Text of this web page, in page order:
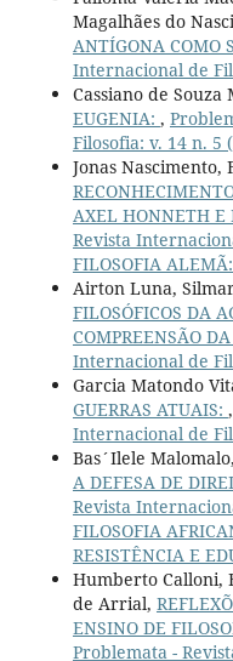
Magalhães do
ANTÍGONA COMO
Internacional de
Cassiano de Souza
EUGENIA: ,
Filosofia: v. 14 n. 5
Jonas
AXEL HONNETH E
Revista
FILOSOFIA
Airton Luna,
FILOSÓFICOS DA
COMPREENSÃO
Internacional de
Garcia Matondo
GUERRAS ATUAIS: ,
Internacional de
Bas´Ilele Malomalo,
A DEFESA DE
Revista
FILOSOFIA
RESISTÊNCIA E
Humberto Calloni,
de Arrial,
ENSINO DE
Problemata -